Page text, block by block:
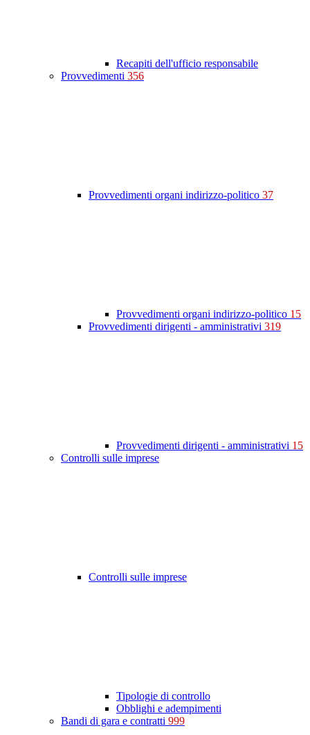
Recapiti dell'ufficio responsabile
Provvedimenti 356
Provvedimenti organi indirizzo-politico 37
Provvedimenti organi indirizzo-politico 15
Provvedimenti dirigenti - amministrativi 319
Provvedimenti dirigenti - amministrativi 15
Controlli sulle imprese
Controlli sulle imprese
Tipologie di controllo
Obblighi e adempimenti
Bandi di gara e contratti 999